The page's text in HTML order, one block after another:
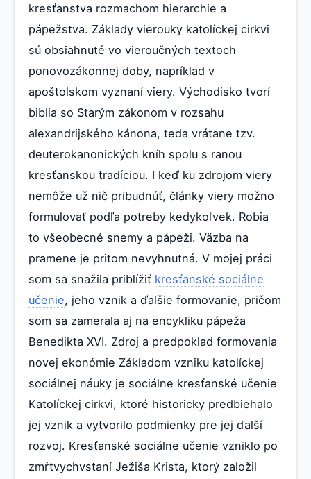
kresťanstva rozmachom hierarchie a
pápežstva. Základy vierouky katolíckej cirkvi
sú obsiahnuté vo vieroučných textoch
ponovozákonnej doby, napríklad v
apoštolskom vyznaní viery. Východisko tvorí
biblia so Starým zákonom v rozsahu
alexandrijského kánona, teda vrátane tzv.
deuterokanonických kníh spolu s ranou
kresťanskou tradíciou. I keď ku zdrojom viery
nemôže už nič pribudnúť, články viery možno
formulovať podľa potreby kedykoľvek. Robia
to všeobecné snemy a pápeži. Väzba na
pramene je pritom nevyhnutná. V mojej práci
som sa snažila priblížiť kresťanské sociálne
učenie, jeho vznik a ďalšie formovanie, pričom
som sa zamerala aj na encykliku pápeža
Benedikta XVI. Zdroj a predpoklad formovania
novej ekonómie Základom vzniku katolíckej
sociálnej náuky je sociálne kresťanské učenie
Katolíckej cirkvi, ktoré historicky predbiehalo
jej vznik a vytvorilo podmienky pre jej ďalší
rozvoj. Kresťanské sociálne učenie vzniklo po
zmŕtvychvstaní Ježiša Krista, ktorý založil